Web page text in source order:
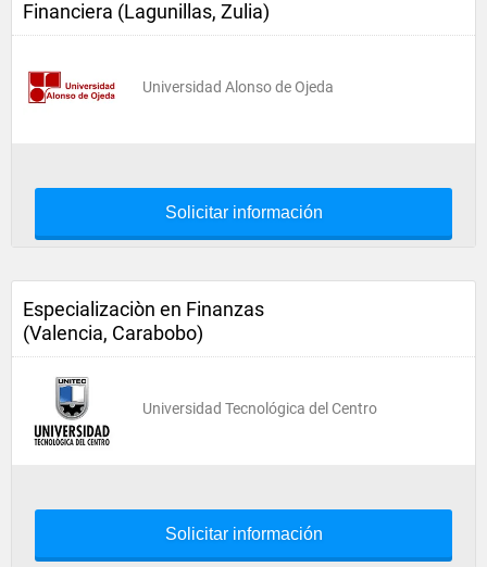
Financiera (Lagunillas, Zulia)
Universidad Alonso de Ojeda
Solicitar información
Especializaciòn en Finanzas
(Valencia, Carabobo)
Universidad Tecnológica del Centro
Solicitar información